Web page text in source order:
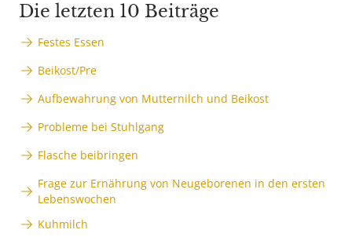
Die letzten 10 Beiträge
Festes Essen
Beikost/Pre
Aufbewahrung von Mutternilch und Beikost
Probleme bei Stuhlgang
Flasche beibringen
Frage zur Ernährung von Neugeborenen in den ersten
Lebenswochen
Kuhmilch